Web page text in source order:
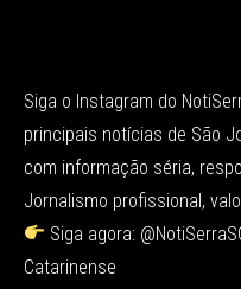
Siga o Instagram do
principais notícias de São
com informação séria,
Jornalismo profissional,
Siga agora:
Catarinense